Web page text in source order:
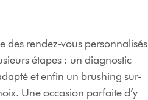
des rendez-vous personnalisés
étapes : un diagnostic
et enfin un brushing sur-
Une occasion parfaite d’y